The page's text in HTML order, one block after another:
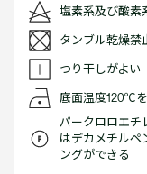
塩素系及び酸素
タンブル乾燥禁
つり干しがよい
底面温度120℃
パークロロエチ
はデカメチルペ
ングができる